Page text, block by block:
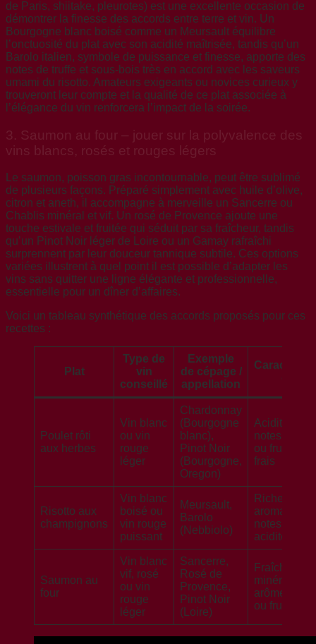
de Paris, shiitake, pleurotes) est une excellente occasion de
démontrer la finesse des accords entre terre et vin. Un
Bourgogne blanc boisé comme un Meursault équilibre
l’onctuosité du plat avec son acidité maîtrisée, tandis qu’un
Barolo italien, symbole de puissance et finesse, apporte des
notes de truffe et sous-bois très en accord avec les saveurs
umami du risotto. Amateurs exigeants ou novices curieux y
trouveront leur compte et la qualité de ce plat associée à
l’élégance du vin renforcera l’impact de la soirée.
3. Saumon au four – jouer sur la polyvalence des
vins blancs, rosés et rouges légers
Le saumon, poisson gras incontournable, peut être sublimé
de plusieurs façons. Préparé simplement avec huile d’olive,
citron et aneth, il accompagne à merveille un Sancerre ou
Chablis minéral et vif. Un rosé de Provence ajoute une
touche estivale et fruitée qui séduit par sa fraîcheur, tandis
qu’un Pinot Noir léger de Loire ou un Gamay rafraîchi
surprennent par leur douceur tannique subtile. Ces options
variées illustrent à quel point il est possible d’adapter les
vins sans quitter une ligne élégante et professionnelle,
essentielle pour un dîner d’affaires.
Voici un tableau synthétique des accords proposés pour ces
recettes :
Plat
Type de
vin
conseillé
Exemple
de cépage /
appellation
Poulet rôti
aux herbes
Vin blanc
ou vin
rouge
léger
Chardonnay
(Bourgogne
blanc),
Pinot Noir
(Bourgogne,
Oregon)
Acidité
notes
ou fruits
frais
Risotto aux
champignons
Vin blanc
boisé ou
vin rouge
puissant
Meursault,
Barolo
(Nebbiolo)
Richesse
aromatique,
notes
acidité
Saumon au
four
Vin blanc
vif, rosé
ou vin
rouge
léger
Sancerre,
Rosé de
Provence,
Pinot Noir
(Loire)
Fraîcheur,
minérales,
arômes
ou fruités